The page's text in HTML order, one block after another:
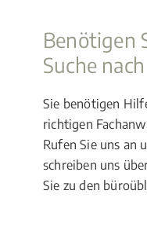
Benötigen
Suche
Sie benötigen
richtigen
Rufen Sie uns an
schreiben uns
Sie zu den